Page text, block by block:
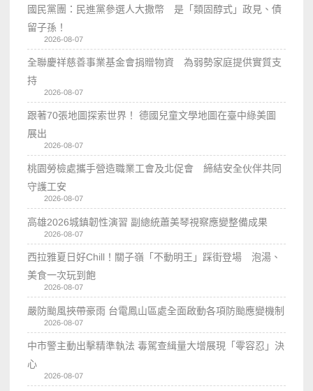
國民黨團：民進黨參選人大撒幣 是「類固醇式」政見、債
留子孫！
2026-08-07
全聯慶祥慈善事業基金會捐贈物資 為弱勢家庭提供實質支
持
2026-08-07
跟著70張地圖探索世界！ 德國兒童文學地圖在臺中綠美圖
展出
2026-08-07
桃園勞檢處攜手營造職業工會及北促會 締結安全伙伴共同
守護工安
2026-08-07
高雄2026城鎮韌性演習 副總統蕭美琴視察應變整備成果
2026-08-07
西拉雅夏日好Chill！關子嶺「不動明王」踩街登場 泡湯、
美食一次玩到飽
2026-08-07
嚴防颱風挾帶豪雨 台電鳳山區處全面啟動各項防颱應變機制
2026-08-07
中市警主動出擊精準執法 毒駕查緝量大增展現「零容忍」決
心
2026-08-07